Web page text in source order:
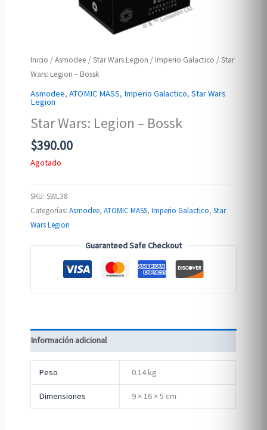
Inicio /Asmodee /Star Wars Legion / Imperio Galactico / Star
Wars: Legion – Bossk
Asmodee,ATOMIC MASS, Imperio Galactico,Star Wars
Legion
Star Wars: Legion – Bossk
$390.00
Agotado
SKU:SWL38
Categorías:Asmodee,ATOMIC MASS,Imperio Galactico,Star
Wars Legion
Guaranteed Safe Checkout
Información adicional
Peso 0.14 kg
Dimensiones 9 × 16 × 5 cm